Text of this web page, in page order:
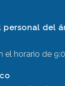
personal del
el horario de